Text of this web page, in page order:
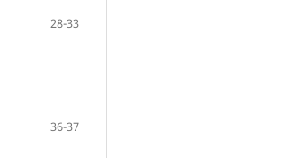
28-33
36-37